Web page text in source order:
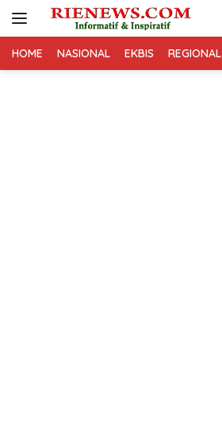
HOME NASIONAL EKBIS REGIONAL